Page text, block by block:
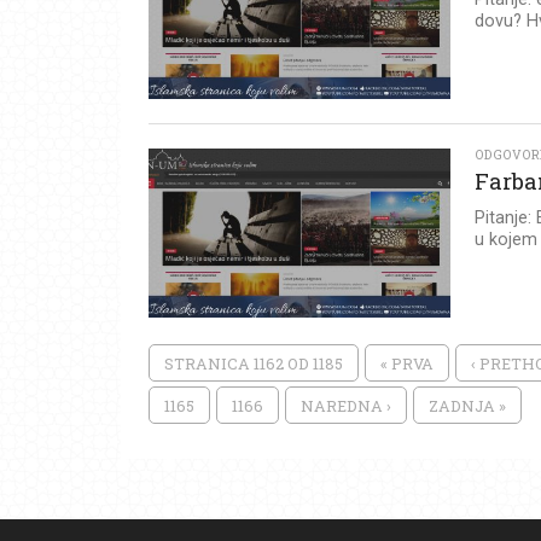
dovu?
Pitanje:
u kojem
STRANICA 1162 OD 1185 « PRVA ‹
1165 1166 NAREDNA › ZADNJA »